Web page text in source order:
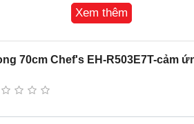
được hoàn thiện với thân vỏ là thép
Xem thêm
70cm Chef's EH-R503E7T-cảm